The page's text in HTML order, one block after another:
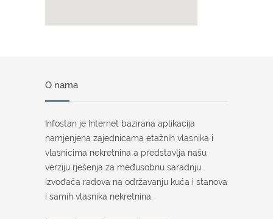
O nama
Infostan je Internet bazirana aplikacija
namjenjena zajednicama etažnih vlasnika i
vlasnicima nekretnina a predstavlja našu
verziju rješenja za međusobnu saradnju
izvođača radova na održavanju kuća i stanova
i samih vlasnika nekretnina.